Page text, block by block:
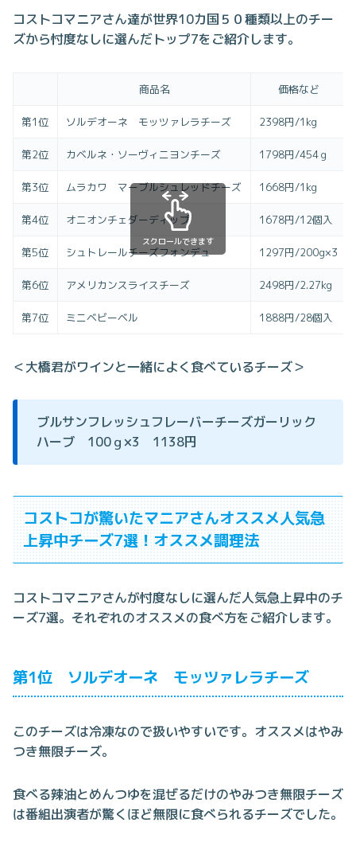
コストコマニアさん達が世界10カ国５０種類以上のチー
ズから忖度なしに選んだトップ7をご紹介します。
商品名 価格など
第1位 ソルデオーネ モッツァレラチーズ 2398円/1kg
第2位 カベルネ・ソーヴィニヨンチーズ 1798円/454ｇ
第3位 ムラカワ マーブルシュレッドチーズ 1668円/1kg
第4位 オニオンチェダーディップ 1678円/12個入
第5位 シュトレールチーズフォンデュ 1297円/200g×3
第6位 アメリカンスライスチーズ 2498円/2.27kg
第7位 ミニベビーベル 1888円/28個入
スクロールできます
＜大橋君がワインと一緒によく食べているチーズ＞
ブルサンフレッシュフレーバーチーズガーリック
ハーブ 100ｇ×3 1138円
コストコが驚いたマニアさんオススメ人気急
上昇中チーズ7選！オススメ調理法
コストコマニアさんが忖度なしに選んだ人気急上昇中のチ
ーズ7選。それぞれのオススメの食べ方をご紹介します。
第1位 ソルデオーネ モッツァレラチーズ
このチーズは冷凍なので扱いやすいです。オススメはやみ
つき無限チーズ。
食べる辣油とめんつゆを混ぜるだけのやみつき無限チーズ
は番組出演者が驚くほど無限に食べられるチーズでした。